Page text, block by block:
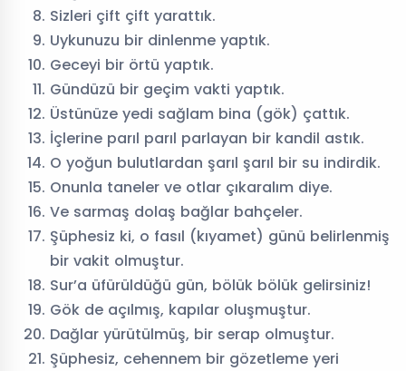
Sizleri çift çift yarattık.
Uykunuzu bir dinlenme yaptık.
Geceyi bir örtü yaptık.
Gündüzü bir geçim vakti yaptık.
Üstünüze yedi sağlam bina (gök) çattık.
İçlerine parıl parıl parlayan bir kandil astık.
O yoğun bulutlardan şarıl şarıl bir su indirdik.
Onunla taneler ve otlar çıkaralım diye.
Ve sarmaş dolaş bağlar bahçeler.
Şüphesiz ki, o fasıl (kıyamet) günü belirlenmiş
bir vakit olmuştur.
Sur’a üfürüldüğü gün, bölük bölük gelirsiniz!
Gök de açılmış, kapılar oluşmuştur.
Dağlar yürütülmüş, bir serap olmuştur.
Şüphesiz, cehennem bir gözetleme yeri